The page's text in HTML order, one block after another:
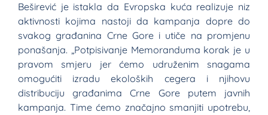
Beširević je istakla da Evropska kuća realizuje niz
aktivnosti kojima nastoji da kampanja dopre do
svakog građanina Crne Gore i utiče na promjenu
ponašanja. „Potpisivanje Memoranduma korak je u
pravom smjeru jer ćemo udruženim snagama
omogućiti izradu ekoloških cegera i njihovu
distribuciju građanima Crne Gore putem javnih
kampanja. Time ćemo značajno smanjiti upotrebu,